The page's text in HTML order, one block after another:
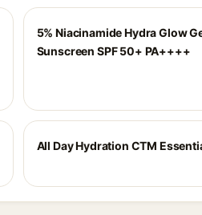
5% Niacinamide Hydra Glow
Sunscreen SPF 50+ PA++++
All Day Hydration CTM